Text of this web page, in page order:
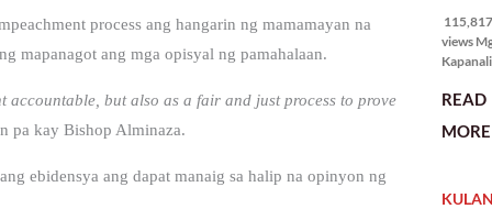
process ang hangarin ng mamamayan na
mapanagot ang mga opisyal ng pamahalaan.
but also as a fair and just process to prove
pa kay Bishop Alminaza.
ebidensya ang dapat manaig sa halip na opinyon ng
views
State of
READ
MORE